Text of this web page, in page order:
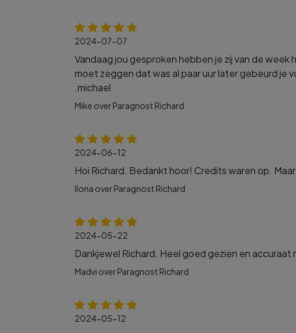
2024-07-07
Vandaag jou gesproken hebben je zij van de
moet zeggen dat was al paar uur later gebeurd je
.michael
Mike over Paragnost Richard
2024-06-12
Hoi Richard. Bedankt hoor! Credits waren op.
Ilona over Paragnost Richard
2024-05-22
Dankjewel Richard. Heel goed gezien en
Madvi over Paragnost Richard
2024-05-12